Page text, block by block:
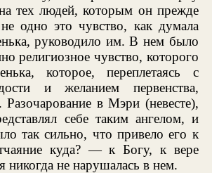
тех людей, которым он прежде
одно это чувство, как думала
руководило им. В нем было
религиозное чувство, которого
которое, переплетаясь с
и желанием первенства,
в Мэри (невесте),
себе таким ангелом, и
так сильно, что привело его к
куда? — к Богу, к вере
никогда не нарушалась в нем.